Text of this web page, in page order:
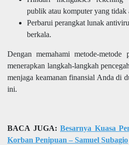
publik atau komputer yang tidak
Perbarui perangkat lunak
berkala.
Dengan memahami metode-metode
menerapkan langkah-langkah
menjaga keamanan finansial Anda di
ini.
BACA JUGA: Besarnya Kuasa
Korban Penipuan – Samuel Subagio